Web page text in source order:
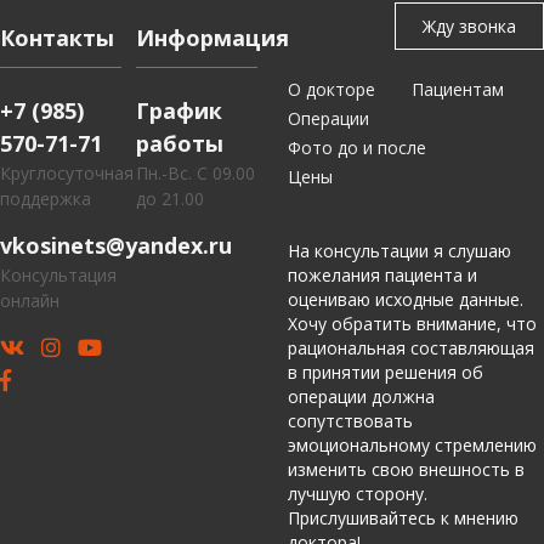
Контакты
+7 (985)
570-71-71
Круглосуточная
поддержка
vkosinets@yandex.ru
Консультация
онлайн
Информация
График
работы
Пн.-Вс. С 09.00
до 21.00
О докторе
Пациентам
Операции
Фото до и после
Цены
На консультации я слушаю
пожелания пациента и
оцениваю исходные данные.
Хочу обратить внимание, что
рациональная составляющая
в принятии решения об
операции должна
сопутствовать
эмоциональному стремлению
изменить свою внешность в
лучшую сторону.
Прислушивайтесь к мнению